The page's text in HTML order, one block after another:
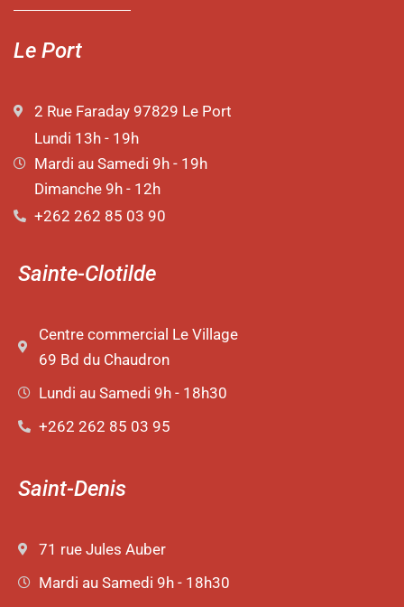
Le Port
2 Rue Faraday 97829 Le Port
Lundi 13h - 19h
Mardi au Samedi 9h - 19h
Dimanche 9h - 12h
+262 262 85 03 90
Sainte-Clotilde
Centre commercial Le Village
69 Bd du Chaudron
Lundi au Samedi 9h - 18h30
+262 262 85 03 95
Saint-Denis
71 rue Jules Auber
Mardi au Samedi 9h - 18h30